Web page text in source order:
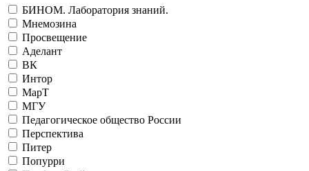
БИНОМ. Лаборатория знаний.
Мнемозина
Просвещение
Аделант
ВК
Интор
МарТ
МГУ
Педагогическое общество России
Перспектива
Питер
Попурри